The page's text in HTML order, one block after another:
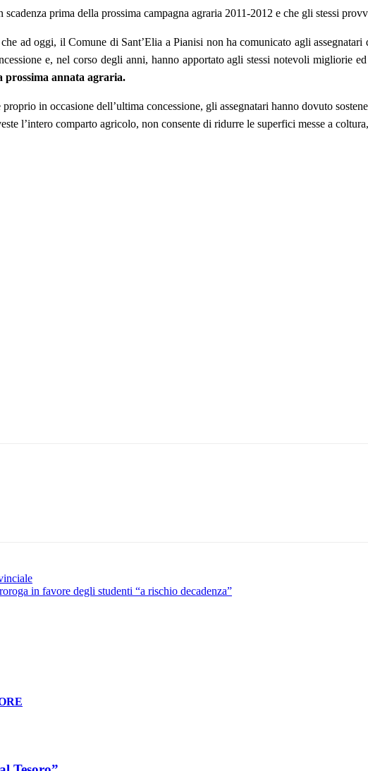
prima della prossima campagna agraria 2011-2012 e che gli stessi
ad oggi, il Comune di Sant’Elia a Pianisi non ha comunicato agli
e, nel corso degli anni, hanno apportato agli stessi notevoli migliorie
prossima annata agraria.
in occasione dell’ultima concessione, gli assegnatari hanno dovuto
l’intero comparto agricolo, non consente di ridurre le superfici messe a
in favore degli studenti “a rischio decadenza”